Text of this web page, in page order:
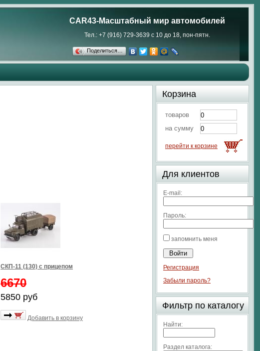
CAR43-Масштабный мир автомобилей
Тел.: +7 (916) 729-3639 с 10 до 18, пон-пятн.
Поделиться…
СКП-11 (130) с прицепом
6670
5850 руб
Добавить в корзину
Корзина
товаров
на сумму
перейти к корзине
Для клиентов
E-mail:
Пароль:
запомнить меня
Регистрация
Забыли пароль?
Фильтр по каталогу
Найти:
Раздел каталога: